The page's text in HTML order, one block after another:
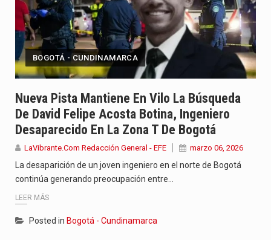
BOGOTÁ - CUNDINAMARCA
Nueva Pista Mantiene En Vilo La Búsqueda
De David Felipe Acosta Botina, Ingeniero
Desaparecido En La Zona T De Bogotá
LaVibrante.Com Redacción General - EFE marzo 06, 2026
La desaparición de un joven ingeniero en el norte de Bogotá
continúa generando preocupación entre…
LEER MÁS
Posted in Bogotá - Cundinamarca